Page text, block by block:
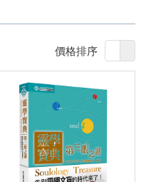
價格排序